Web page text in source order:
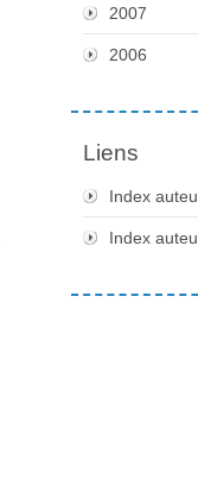
2007
2006
Liens
Index
Index